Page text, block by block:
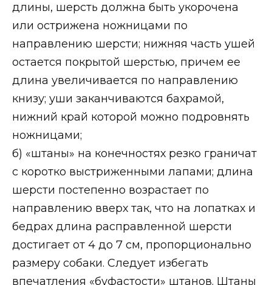
длины, шерсть должна быть укорочена
или острижена ножницами по
направлению шерсти; нижняя часть ушей
остается покрытой шерстью, причем ее
длина увеличивается по направлению
книзу; уши заканчиваются бахрамой,
нижний край которой можно подровнять
ножницами;
б) «штаны» на конечностях резко граничат
с коротко выстриженными лапами; длина
шерсти постепенно возрастает по
направлению вверх так, что на лопатках и
бедрах длина расправленной шерсти
достигает от 4 до 7 см, пропорционально
размеру собаки. Следует избегать
впечатления «буфастости» штанов. Штаны